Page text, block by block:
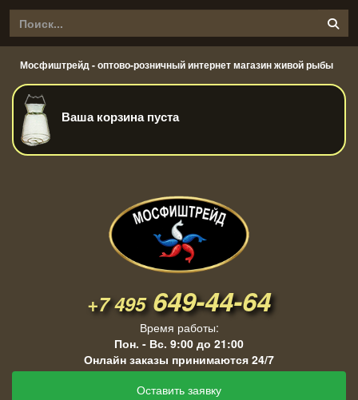
Мосфиштрейд - оптово-розничный интернет магазин живой рыбы
Ваша корзина пуста
+7 495649-44-64
Время работы:
Пон. - Вс. 9:00 до 21:00
Онлайн заказы принимаются 24/7
Оставить заявку